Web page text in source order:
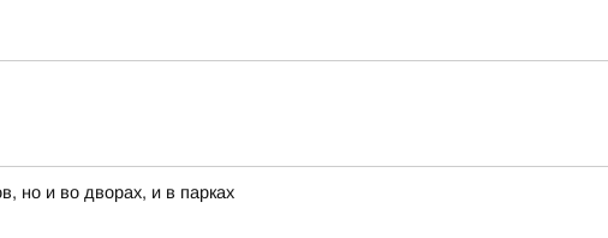
но и во дворах, и в парках